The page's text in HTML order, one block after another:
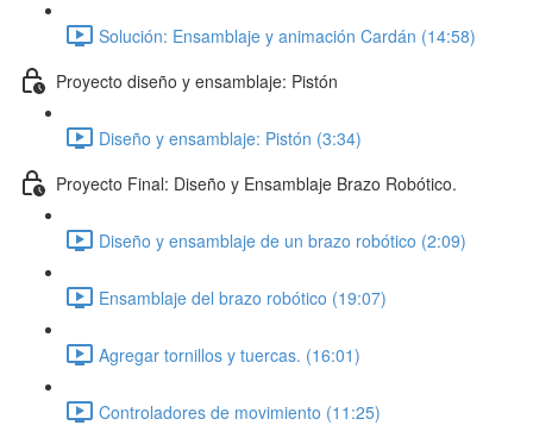
Solución: Ensamblaje y animación Cardán (14:58)
Proyecto diseño y ensamblaje: Pistón
Diseño y ensamblaje: Pistón (3:34)
Proyecto Final: Diseño y Ensamblaje Brazo Robótico.
Diseño y ensamblaje de un brazo robótico (2:09)
Ensamblaje del brazo robótico (19:07)
Agregar tornillos y tuercas. (16:01)
Controladores de movimiento (11:25)